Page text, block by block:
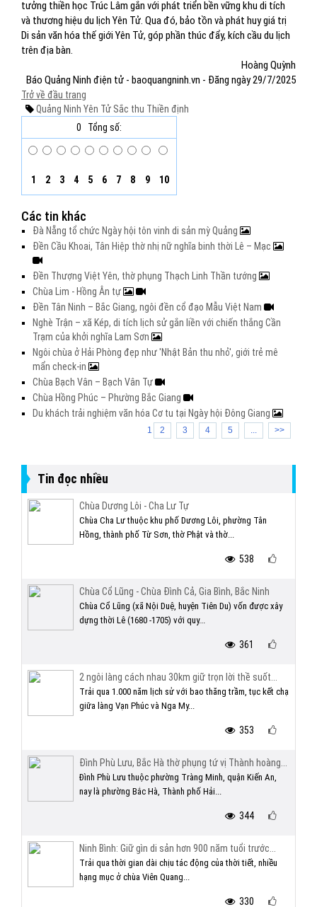
tưởng thiền học Trúc Lâm gắn với phát triển bền vững khu di tích
và thương hiệu du lịch Yên Tử. Qua đó, bảo tồn và phát huy giá trị
Di sản văn hóa thế giới Yên Tử, góp phần thúc đẩy, kích cầu du lịch
trên địa bàn.
Hoàng Quỳnh
Báo Quảng Ninh điện tử - baoquangninh.vn - Đăng ngày 29/7/2025
Trở về đầu trang
Quảng Ninh Yên Tử Sắc thu Thiền định
0
Tổng số:
1 2 3 4 5 6 7 8 9 10
Các tin khác
Đà Nẵng tổ chức Ngày hội tôn vinh di sản mỳ Quảng
Đền Cầu Khoai, Tân Hiệp thờ nhị nữ nghĩa binh thời Lê – Mạc
Đền Thượng Việt Yên, thờ phụng Thạch Linh Thần tướng
Chùa Lim - Hồng Ân tự
Đền Tân Ninh – Bắc Giang, ngôi đền cổ đạo Mẫu Việt Nam
Nghè Trận – xã Kép, di tích lịch sử gắn liền với chiến thắng Cần
Trạm của khởi nghĩa Lam Sơn
Ngôi chùa ở Hải Phòng đẹp như 'Nhật Bản thu nhỏ', giới trẻ mê
mẩn check-in
Chùa Bạch Vân – Bạch Vân Tự
Chùa Hồng Phúc – Phường Bắc Giang
Du khách trải nghiệm văn hóa Cơ tu tại Ngày hội Đông Giang
1 2 3 4 5 ... >>
Tin đọc nhiều
Chùa Dương Lôi - Cha Lư Tự
Chùa Cha Lư thuộc khu phố Dương Lôi, phường Tân
Hồng, thành phố Từ Sơn, thờ Phật và thờ...
538
Chùa Cổ Lũng - Chùa Đình Cả, Gia Bình, Bắc Ninh
Chùa Cổ Lũng (xã Nội Duệ, huyện Tiên Du) vốn được xây
dựng thời Lê (1680 -1705) với quy...
361
2 ngôi làng cách nhau 30km giữ trọn lời thề suốt...
Trải qua 1.000 năm lịch sử với bao thăng trầm, tục kết chạ
giữa làng Vạn Phúc và Nga My...
353
Đình Phù Lưu, Bắc Hà thờ phụng tứ vị Thành hoàng...
Đình Phù Lưu thuộc phường Tràng Minh, quận Kiến An,
nay là phường Bắc Hà, Thành phố Hải...
344
Ninh Bình: Giữ gìn di sản hơn 900 năm tuổi trước...
Trải qua thời gian dài chịu tác động của thời tiết, nhiều
hạng mục ở chùa Viên Quang...
330